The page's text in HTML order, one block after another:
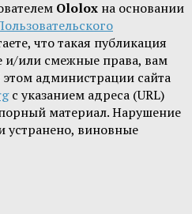
Ololox на основании
что такая публикация
и/или смежные права, вам
администрации сайта
с указанием адреса (URL)
материал. Нарушение
устранено, виновные